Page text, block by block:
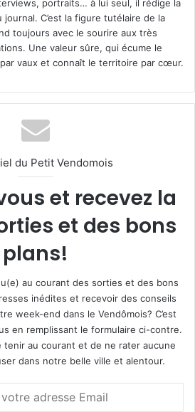
portraits… à lui seul, il rédige la
C’est la figure tutélaire de la
toujours avec le sourire aux très
Une valeur sûre, qui écume le
vaux et connaît le territoire par cœur.
du Petit Vendomois
et recevez la
et des bons
plans!
au courant des sorties et des bons
inédites et recevoir des conseils
week-end dans le Vendômois? C’est
en remplissant le formulaire ci-contre.
tenir au courant et de ne rater aucune
dans notre belle ville et alentour.